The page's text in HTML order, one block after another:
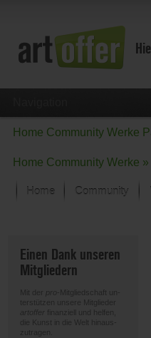
Home Community Werke
Home Community Werke »
Home Community
Einen Dank unseren
Mitgliedern
Mit der pro
-Mitgliedschaft un-
terstützen unsere Mitglieder
artoffer finanziell und helfen,
die Kunst in die Welt hinaus-
zutragen.